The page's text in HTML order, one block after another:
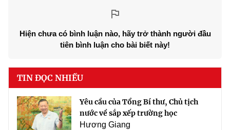
Hiện chưa có bình luận nào, hãy trở thành người đầu
tiên bình luận cho bài biết này!
TIN ĐỌC NHIỀU
Yêu cầu của Tổng Bí thư, Chủ tịch
nước về sắp xếp trường học
Hương Giang